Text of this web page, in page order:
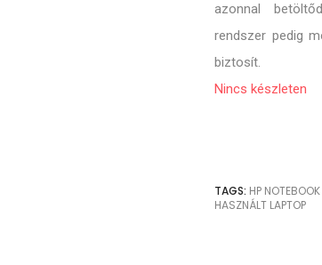
azonnal
rendszer pedig
biztosít.
Nincs készleten
TAGS: HP NOTEBOOK
HASZNÁLT LAPTOP